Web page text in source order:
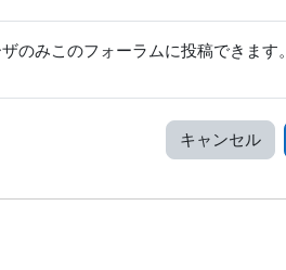
のみこのフォーラムに投稿できます。
キャンセル